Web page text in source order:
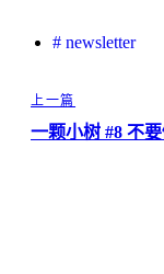
# newsletter
上一篇
一颗小树 #8 不